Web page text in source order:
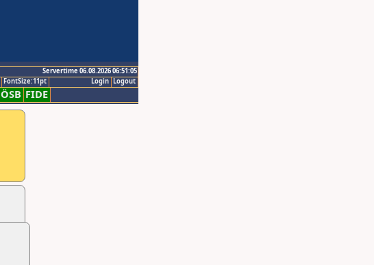
Servertime 06.08.2026 06:51:05
Logout
Login
FontSize:11pt
ÖSB FIDE